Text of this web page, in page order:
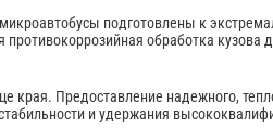
подготовлены к
противокоррозийная обработка
края. Предоставление надежного,
и удержания